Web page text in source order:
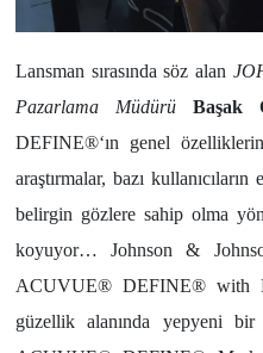
Lansman sırasında söz alan
Pazarlama Müdürü
Başak
DEFINE®‘ın genel
araştırmalar, bazı
belirgin gözlere sahip olma
koyuyor… Johnson &
ACUVUE® DEFINE® with
güzellik alanında yepyeni